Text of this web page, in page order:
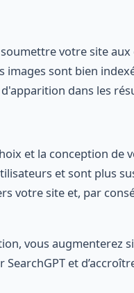
votre site
sont bien
dans les
et la conception de
et sont plus
votre site et, par
vous augmenterez
SearchGPT et